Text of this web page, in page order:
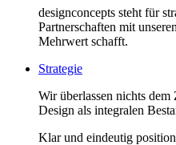
designconcepts steht für
Partnerschaften mit
Mehrwert schafft.
Strategie
Wir überlassen nichts
Design als integralen
Klar und eindeutig